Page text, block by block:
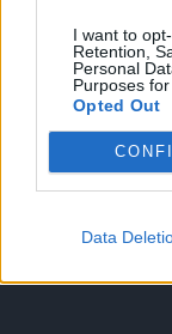
I want to
Retention,
Personal
Purposes
Opted Out
Data
MÁR